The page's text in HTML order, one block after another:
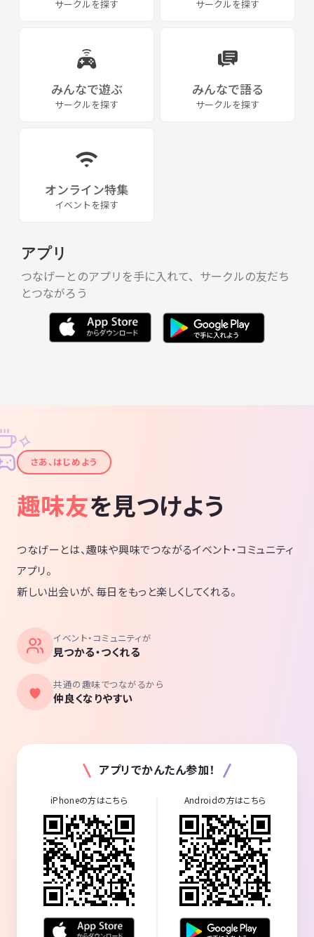
サークルを探す サークルを探す
みんなで遊ぶ
サークルを探す
みんなで語る
サークルを探す
オンライン特集
イベントを探す
アプリ
つなげーとのアプリを手に入れて、サークルの友だち
とつながろう
✦
✧
さあ、はじめよう
趣味友を見つけよう
つなげーとは、趣味や興味でつながるイベント・コミュニティ
アプリ。
新しい出会いが、毎日をもっと楽しくしてくれる。
イベント・コミュニティが
見つかる・つくれる
共通の趣味でつながるから
仲良くなりやすい
アプリでかんたん参加！
iPhoneの方はこちら Androidの方はこちら